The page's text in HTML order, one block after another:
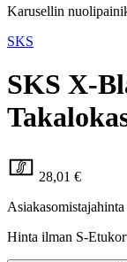
Karusellin
SKS
SKS X-
28,01 €
Asiakasomistajahinta
Hinta ilman S-